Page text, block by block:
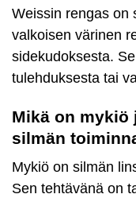
Weissin rengas on
valkoisen värinen
sidekudoksesta.
tulehduksesta tai
Mikä on mykiö
silmän
Mykiö on silmän
Sen tehtävänä on